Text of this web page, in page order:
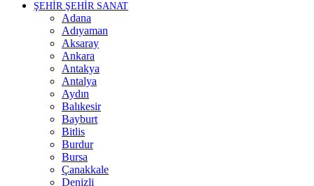
ŞEHİR ŞEHİR SANAT
Adana
Adıyaman
Aksaray
Ankara
Antakya
Antalya
Aydın
Balıkesir
Bayburt
Bitlis
Burdur
Bursa
Çanakkale
Denizli